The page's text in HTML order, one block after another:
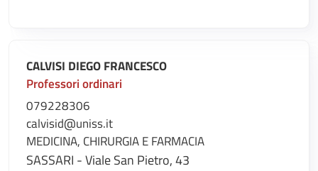
CALVISI DIEGO FRANCESCO
Professori ordinari
079228306
calvisid@uniss.it
MEDICINA, CHIRURGIA E FARMACIA
SASSARI - Viale San Pietro, 43